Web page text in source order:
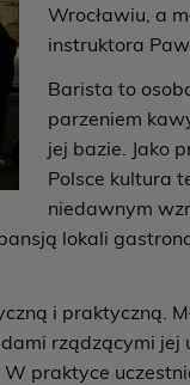
Wrocławiu, a
instruktora
Barista to
parzeniem
jej bazie. Jako
Polsce kultura
niedawnym
lokali
i praktyczną.
rządzącymi jej
praktyce